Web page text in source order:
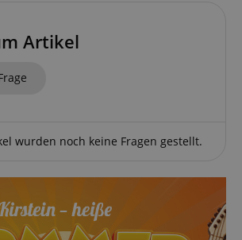
Artikel
wurden noch keine Fragen gestellt.
Statistik
bereitzustellen, das Einkaufen
zu machen und um Betrug zu